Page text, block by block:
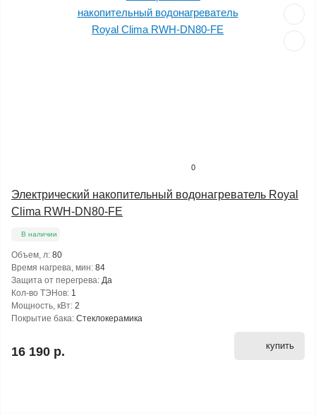
0
Электрический накопительный водонагреватель Royal
Clima RWH-DN80-FE
В наличии
Объем, л: 80
Время нагрева, мин: 84
Защита от перегрева: Да
Кол-во ТЭНов: 1
Мощность, кВт: 2
Покрытие бака: Стеклокерамика
16 190 р. купить